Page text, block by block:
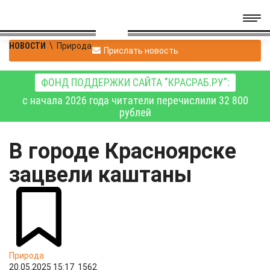
НОВОСТИ \ Природа Прислать новость
ФОНД ПОДДЕРЖКИ САЙТА "КРАСРАБ.РУ":
с начала 2026 года читатели перечислили 32 800
рублей
В городе Красноярске
зацвели каштаны
Природа
20.05.2025 15:17 1562